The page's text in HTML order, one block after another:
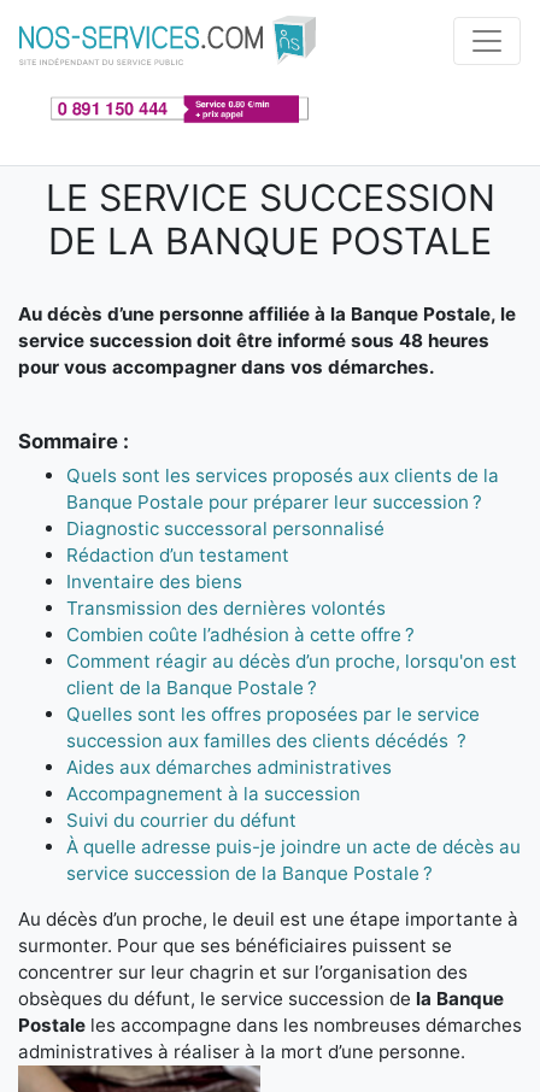
Aller au contenu principal
LE SERVICE SUCCESSION
DE LA BANQUE POSTALE
Au décès d’une personne affiliée à la Banque Postale, le
service succession doit être informé sous 48 heures
pour vous accompagner dans vos démarches.
Sommaire :
Quels sont les services proposés aux clients de la
Banque Postale pour préparer leur succession ?
Diagnostic successoral personnalisé
Rédaction d’un testament
Inventaire des biens
Transmission des dernières volontés
Combien coûte l’adhésion à cette offre ?
Comment réagir au décès d’un proche, lorsqu'on est
client de la Banque Postale ?
Quelles sont les offres proposées par le service
succession aux familles des clients décédés ?
Aides aux démarches administratives
Accompagnement à la succession
Suivi du courrier du défunt
À quelle adresse puis-je joindre un acte de décès au
service succession de la Banque Postale ?
Au décès d’un proche, le deuil est une étape importante à
surmonter. Pour que ses bénéficiaires puissent se
concentrer sur leur chagrin et sur l’organisation des
obsèques du défunt, le service succession de la Banque
Postale les accompagne dans les nombreuses démarches
administratives à réaliser à la mort d’une personne.